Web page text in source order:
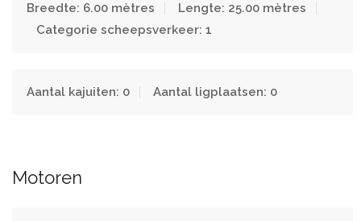
Breedte: 6.00 mètres
Lengte: 25.00 mètres
Categorie scheepsverkeer: 1
Aantal kajuiten: 0 Aantal ligplaatsen: 0
Motoren